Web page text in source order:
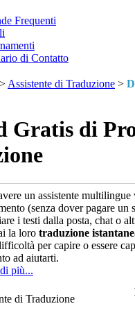
Frequenti
di Contatto
> Assistente di Traduzione >
Gratis di
un assistente
(senza dover pagare un
i testi dalla posta, chat o
la loro traduzione
per capire o essere
ad aiutarti.
più...
di Traduzione